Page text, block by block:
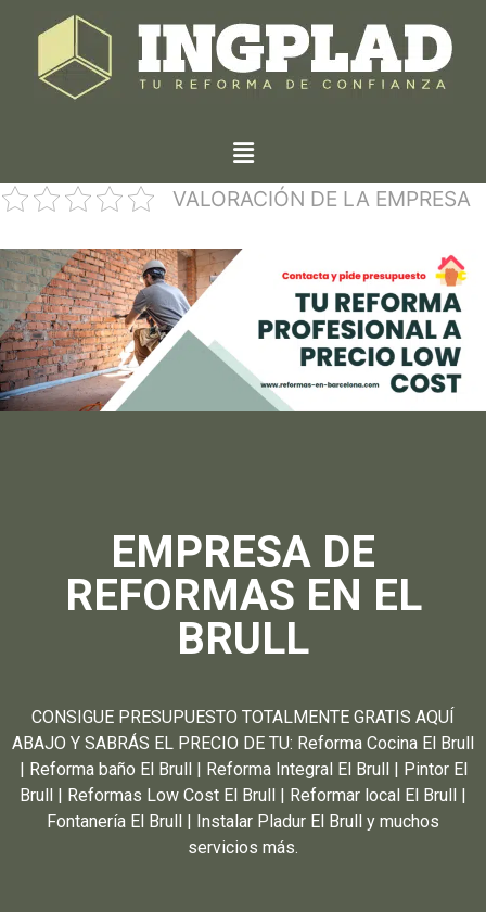
VALORACIÓN DE LA EMPRESA
EMPRESA DE
REFORMAS EN EL
BRULL
CONSIGUE PRESUPUESTO TOTALMENTE GRATIS AQUÍ
ABAJO Y SABRÁS EL PRECIO DE TU: Reforma Cocina El Brull
| Reforma baño El Brull | Reforma Integral El Brull | Pintor El
Brull | Reformas Low Cost El Brull | Reformar local El Brull |
Fontanería El Brull | Instalar Pladur El Brull y muchos
servicios más.